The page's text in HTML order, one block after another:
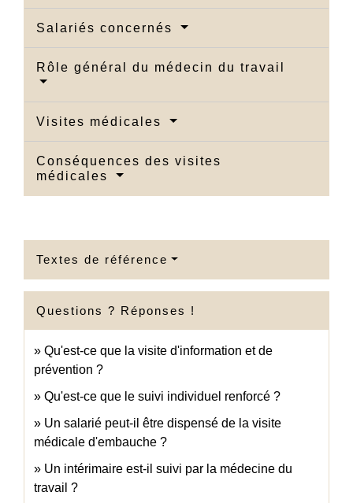
Salariés concernés
Rôle général du médecin du travail
Visites médicales
Conséquences des visites
médicales
Textes de référence
Questions ? Réponses !
Qu'est-ce que la visite d'information et de
prévention ?
Qu'est-ce que le suivi individuel renforcé ?
Un salarié peut-il être dispensé de la visite
médicale d'embauche ?
Un intérimaire est-il suivi par la médecine du
travail ?